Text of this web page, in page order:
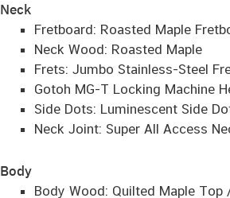
Neck
Fretboard: Roasted Maple
Neck Wood: Roasted Maple
Frets: Jumbo Stainless-Steel
Gotoh MG-T Locking Machine
Side Dots: Luminescent Side
Neck Joint: Super All Access
Body
Body Wood: Quilted Maple Top